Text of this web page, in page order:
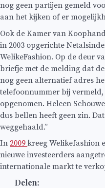
nog geen partijen gemeld
aan het kijken of er
Ook de Kamer van
in 2003 opgerichte
WelikeFashion. Op de deur
briefje met de melding dat
nog geen alternatief adres
telefoonnummer bij
opgenomen. Heleen
dus bellen heeft geen zin.
weggehaald.”
In 2009 kreeg Welikefashion
nieuwe investeerders
internationale markt te
Delen: